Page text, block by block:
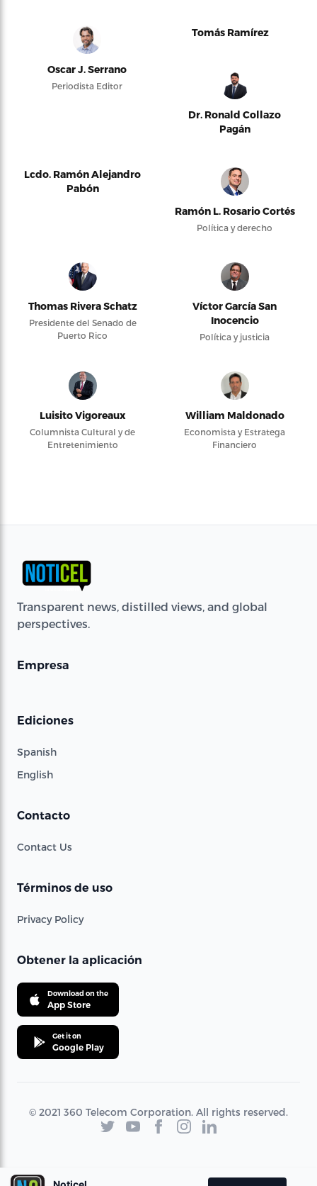
Oscar J. Serrano
Periodista Editor
Tomás Ramírez
Dr. Ronald Collazo
Pagán
Lcdo. Ramón Alejandro
Pabón
Ramón L. Rosario Cortés
Política y derecho
Thomas Rivera Schatz
Presidente del Senado de
Puerto Rico
Víctor García San
Inocencio
Política y justicia
Luisito Vigoreaux
Columnista Cultural y de
Entretenimiento
William Maldonado
Economista y Estratega
Financiero
Transparent news, distilled views, and global
perspectives.
Empresa
Ediciones
Spanish
English
Contacto
Contact Us
Términos de uso
Privacy Policy
Obtener la aplicación
Download on the
App Store
Get it on
Google Play
© 2021 360 Telecom Corporation. All rights reserved.